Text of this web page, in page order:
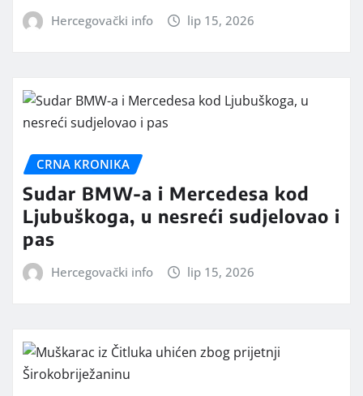
Hercegovački info lip 15, 2026
CRNA KRONIKA
Sudar BMW-a i Mercedesa kod
Ljubuškoga, u nesreći sudjelovao i
pas
Hercegovački info lip 15, 2026